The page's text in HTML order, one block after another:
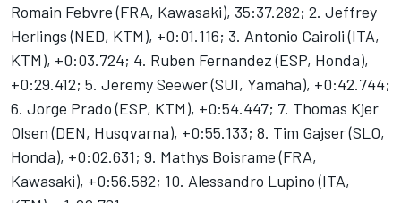
Romain Febvre (FRA, Kawasaki), 35:37.282; 2. Jeffrey
Herlings (NED, KTM), +0:01.116; 3. Antonio Cairoli (ITA,
KTM), +0:03.724; 4. Ruben Fernandez (ESP, Honda),
+0:29.412; 5. Jeremy Seewer (SUI, Yamaha), +0:42.744;
6. Jorge Prado (ESP, KTM), +0:54.447; 7. Thomas Kjer
Olsen (DEN, Husqvarna), +0:55.133; 8. Tim Gajser (SLO,
Honda), +0:02.631; 9. Mathys Boisrame (FRA,
Kawasaki), +0:56.582; 10. Alessandro Lupino (ITA,